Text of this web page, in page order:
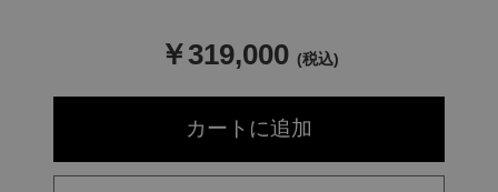
￥319,000 (税込)